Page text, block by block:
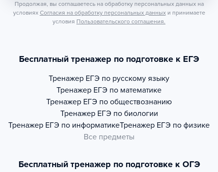
Продолжая, вы соглашаетесь на обработку персональных данных на
условиях Согласия на обработку персональных данных и принимаете
условия Пользовательского соглашения.
Бесплатный тренажер по подготовке к ЕГЭ
Тренажер ЕГЭ по русскому языку
Тренажер ЕГЭ по математике
Тренажер ЕГЭ по обществознанию
Тренажер ЕГЭ по биологии
Тренажер ЕГЭ по информатикеТренажер ЕГЭ по физике
Все предметы
Бесплатный тренажер по подготовке к ОГЭ